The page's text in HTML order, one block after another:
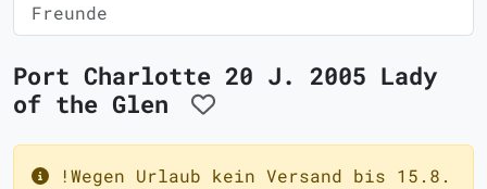
Freunde
Port Charlotte 20 J. 2005 Lady
of the Glen
!Wegen Urlaub kein Versand bis 15.8.